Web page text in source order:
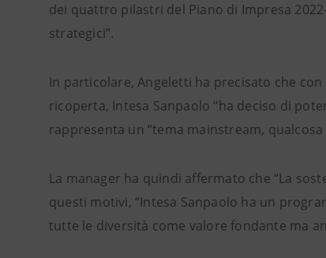
dei quattro pilastri del Piano di Impresa
strategici”.
In particolare, Angeletti ha precisato che
ricoperta, Intesa Sanpaolo “ha deciso di
rappresenta un “tema mainstream,
La manager ha quindi affermato che “La
questi motivi, “Intesa Sanpaolo ha un
tutte le diversità come valore fondante ma